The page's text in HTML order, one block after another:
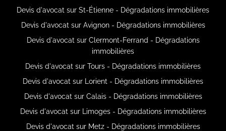
Devis d'avocat sur St-Étienne - Dégradations immobilières
Devis d'avocat sur Avignon - Dégradations immobilières
Devis d'avocat sur Clermont-Ferrand - Dégradations
immobilières
Devis d'avocat sur Tours - Dégradations immobilières
Devis d'avocat sur Lorient - Dégradations immobilières
Devis d'avocat sur Calais - Dégradations immobilières
Devis d'avocat sur Limoges - Dégradations immobilières
Devis d'avocat sur Metz - Dégradations immobilières